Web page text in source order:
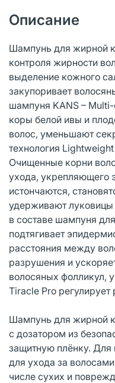
Описание
Шампунь для жирной
контроля жирности
выделение кожного
закупоривает
шампуня KANS –
коры белой ивы и
волос, уменьшают
технология
Очищенные корни
ухода, укрепляющего
истончаются,
удерживают луковицы
в составе шампуня
подтягивает
расстояния между
разрушения и
волосяных фолликул,
Tiracle Pro
Шампунь для жирной
с дозатором из
защитную плёнку. Для
для ухода за
числе сухих и